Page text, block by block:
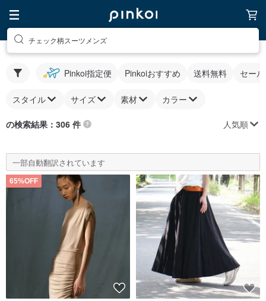
チェック柄スーツメンズ
Pinkoi指定便 Pinkoiおすすめ 送料無料 セー
スタイル サイズ 素材 カラー
の検索結果：306 件 人気順
一部自動翻訳されています
65%OFF